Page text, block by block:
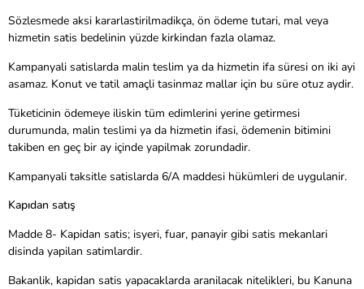
Sözlesmede aksi kararlastirilmadikça, ön ödeme tutari, mal veya
hizmetin satis bedelinin yüzde kirkindan fazla olamaz.
Kampanyali satislarda malin teslim ya da hizmetin ifa süresi on iki ayi
asamaz. Konut ve tatil amaçli tasinmaz mallar için bu süre otuz aydir.
Tüketicinin ödemeye iliskin tüm edimlerini yerine getirmesi
durumunda, malin teslimi ya da hizmetin ifasi, ödemenin bitimini
takiben en geç bir ay içinde yapilmak zorundadir.
Kampanyali taksitle satislarda 6/A maddesi hükümleri de uygulanir.
Kapıdan satış
Madde 8- Kapidan satis; isyeri, fuar, panayir gibi satis mekanlari
disinda yapilan satimlardir.
Bakanlik, kapidan satis yapacaklarda aranilacak nitelikleri, bu Kanuna